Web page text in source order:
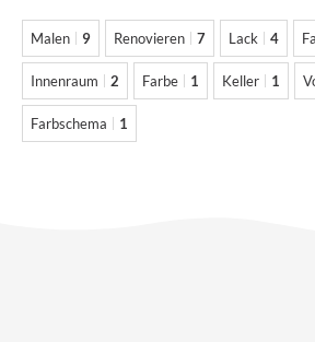
Malen 9 Renovieren 7 Lack 4
Innenraum 2 Farbe 1 Keller 1
Farbschema 1